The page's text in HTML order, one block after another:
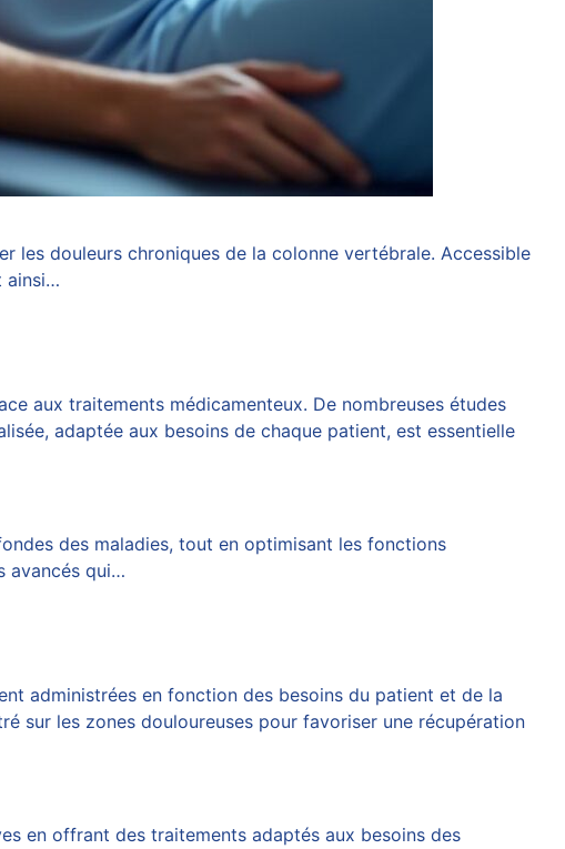
les douleurs chroniques de la colonne vertébrale. Accessible
ainsi…
aux traitements médicamenteux. De nombreuses études
adaptée aux besoins de chaque patient, est essentielle
des maladies, tout en optimisant les fonctions
avancés qui…
administrées en fonction des besoins du patient et de la
sur les zones douloureuses pour favoriser une récupération
en offrant des traitements adaptés aux besoins des